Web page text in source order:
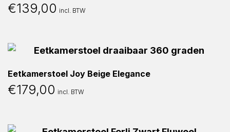
€139,00 incl. BTW
Eetkamerstoel Joy Beige Elegance
€179,00 incl. BTW